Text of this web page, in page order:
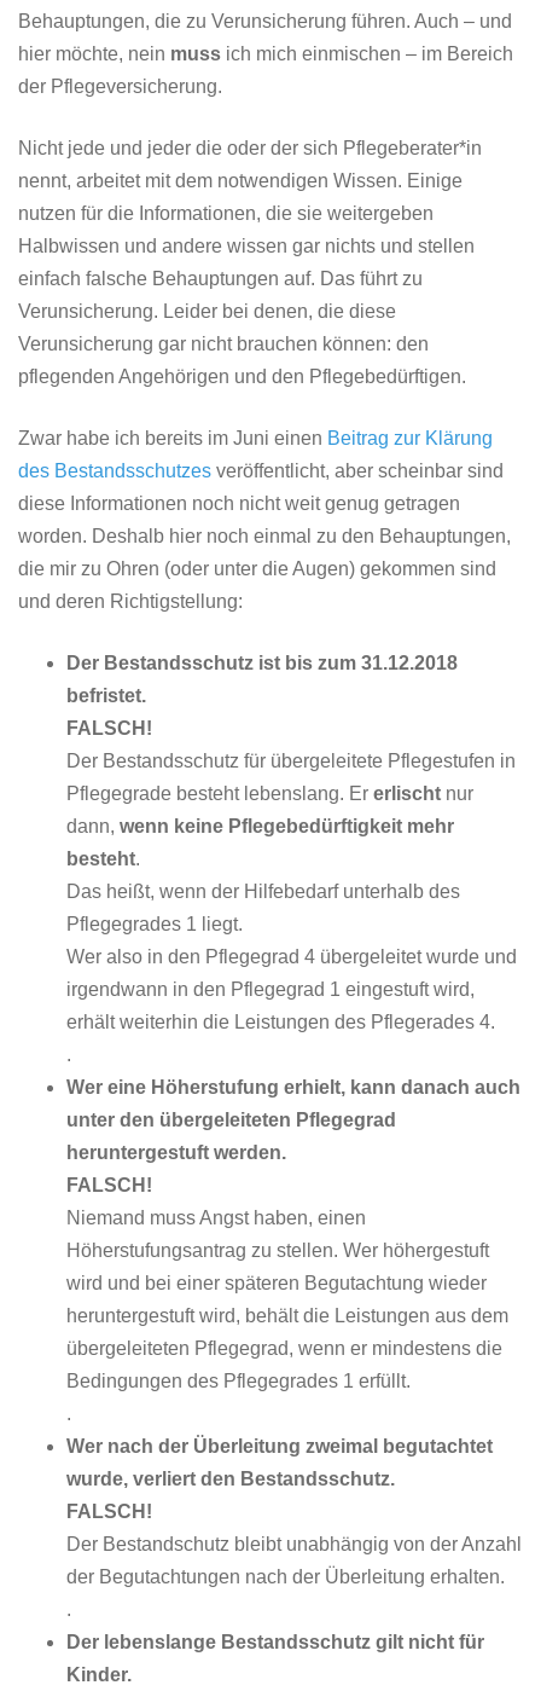
Behauptungen, die zu Verunsicherung führen. Auch – und
hier möchte, nein muss ich mich einmischen – im Bereich
der Pflegeversicherung.
Nicht jede und jeder die oder der sich Pflegeberater*in
nennt, arbeitet mit dem notwendigen Wissen. Einige
nutzen für die Informationen, die sie weitergeben
Halbwissen und andere wissen gar nichts und stellen
einfach falsche Behauptungen auf. Das führt zu
Verunsicherung. Leider bei denen, die diese
Verunsicherung gar nicht brauchen können: den
pflegenden Angehörigen und den Pflegebedürftigen.
Zwar habe ich bereits im Juni einen Beitrag zur Klärung
des Bestandsschutzes veröffentlicht, aber scheinbar sind
diese Informationen noch nicht weit genug getragen
worden. Deshalb hier noch einmal zu den Behauptungen,
die mir zu Ohren (oder unter die Augen) gekommen sind
und deren Richtigstellung:
Der Bestandsschutz ist bis zum 31.12.2018
befristet.
FALSCH!
Der Bestandsschutz für übergeleitete Pflegestufen in
Pflegegrade besteht lebenslang. Er erlischt nur
dann, wenn keine Pflegebedürftigkeit mehr
besteht.
Das heißt, wenn der Hilfebedarf unterhalb des
Pflegegrades 1 liegt.
Wer also in den Pflegegrad 4 übergeleitet wurde und
irgendwann in den Pflegegrad 1 eingestuft wird,
erhält weiterhin die Leistungen des Pflegerades 4.
.
Wer eine Höherstufung erhielt, kann danach auch
unter den übergeleiteten Pflegegrad
heruntergestuft werden.
FALSCH!
Niemand muss Angst haben, einen
Höherstufungsantrag zu stellen. Wer höhergestuft
wird und bei einer späteren Begutachtung wieder
heruntergestuft wird, behält die Leistungen aus dem
übergeleiteten Pflegegrad, wenn er mindestens die
Bedingungen des Pflegegrades 1 erfüllt.
.
Wer nach der Überleitung zweimal begutachtet
wurde, verliert den Bestandsschutz.
FALSCH!
Der Bestandschutz bleibt unabhängig von der Anzahl
der Begutachtungen nach der Überleitung erhalten.
.
Der lebenslange Bestandsschutz gilt nicht für
Kinder.